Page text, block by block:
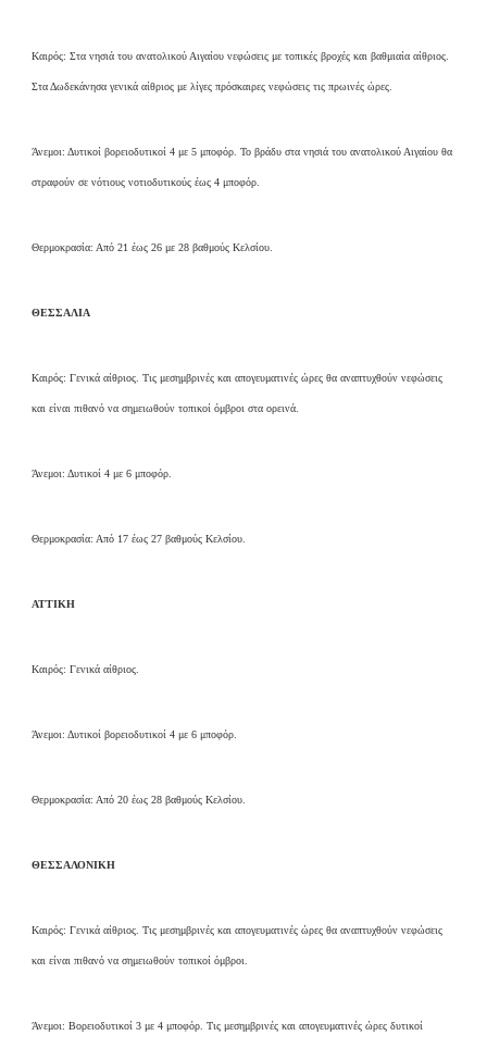
Καιρός: Στα νησιά του ανατολικού Αιγαίου νεφώσεις με τοπικές βροχές και βαθμιαία αίθριος.
Στα Δωδεκάνησα γενικά αίθριος με λίγες πρόσκαιρες νεφώσεις τις πρωινές ώρες.
Άνεμοι: Δυτικοί βορειοδυτικοί 4 με 5 μποφόρ. Το βράδυ στα νησιά του ανατολικού Αιγαίου θα
στραφούν σε νότιους νοτιοδυτικούς έως 4 μποφόρ.
Θερμοκρασία: Από 21 έως 26 με 28 βαθμούς Κελσίου.
ΘΕΣΣΑΛΙΑ
Καιρός: Γενικά αίθριος. Τις μεσημβρινές και απογευματινές ώρες θα αναπτυχθούν νεφώσεις
και είναι πιθανό να σημειωθούν τοπικοί όμβροι στα ορεινά.
Άνεμοι: Δυτικοί 4 με 6 μποφόρ.
Θερμοκρασία: Από 17 έως 27 βαθμούς Κελσίου.
ΑΤΤΙΚΗ
Καιρός: Γενικά αίθριος.
Άνεμοι: Δυτικοί βορειοδυτικοί 4 με 6 μποφόρ.
Θερμοκρασία: Από 20 έως 28 βαθμούς Κελσίου.
ΘΕΣΣΑΛΟΝΙΚΗ
Καιρός: Γενικά αίθριος. Τις μεσημβρινές και απογευματινές ώρες θα αναπτυχθούν νεφώσεις
και είναι πιθανό να σημειωθούν τοπικοί όμβροι.
Άνεμοι: Βορειοδυτικοί 3 με 4 μποφόρ. Τις μεσημβρινές και απογευματινές ώρες δυτικοί